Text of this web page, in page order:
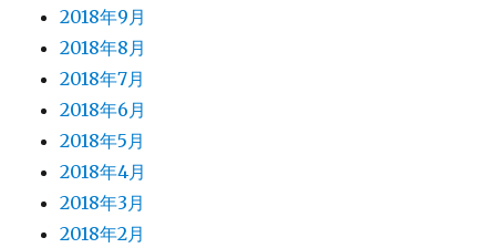
2018年9月
2018年8月
2018年7月
2018年6月
2018年5月
2018年4月
2018年3月
2018年2月